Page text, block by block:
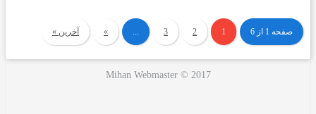
صفحه 1 از 6 1
2
3
...
» آخرین »
Mihan Webmaster © 2017